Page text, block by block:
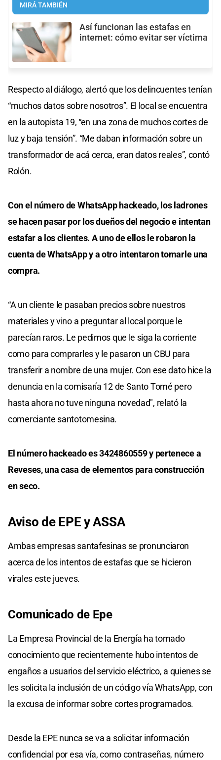
MIRÁ TAMBIÉN
Así funcionan las estafas en
internet: cómo evitar ser víctima
Respecto al diálogo, alertó que los delincuentes tenían
“muchos datos sobre nosotros”. El local se encuentra
en la autopista 19, “en una zona de muchos cortes de
luz y baja tensión”. “Me daban información sobre un
transformador de acá cerca, eran datos reales”, contó
Rolón.
Con el número de WhatsApp hackeado, los ladrones
se hacen pasar por los dueños del negocio e intentan
estafar a los clientes. A uno de ellos le robaron la
cuenta de WhatsApp y a otro intentaron tomarle una
compra.
“A un cliente le pasaban precios sobre nuestros
materiales y vino a preguntar al local porque le
parecían raros. Le pedimos que le siga la corriente
como para comprarles y le pasaron un CBU para
transferir a nombre de una mujer. Con ese dato hice la
denuncia en la comisaría 12 de Santo Tomé pero
hasta ahora no tuve ninguna novedad", relató la
comerciante santotomesina.
El número hackeado es 3424860559 y pertenece a
Reveses, una casa de elementos para construcción
en seco.
Aviso de EPE y ASSA
Ambas empresas santafesinas se pronunciaron
acerca de los intentos de estafas que se hicieron
virales este jueves.
Comunicado de Epe
La Empresa Provincial de la Energía ha tomado
conocimiento que recientemente hubo intentos de
engaños a usuarios del servicio eléctrico, a quienes se
les solicita la inclusión de un código vía WhatsApp, con
la excusa de informar sobre cortes programados.
Desde la EPE nunca se va a solicitar información
confidencial por esa vía, como contraseñas, número